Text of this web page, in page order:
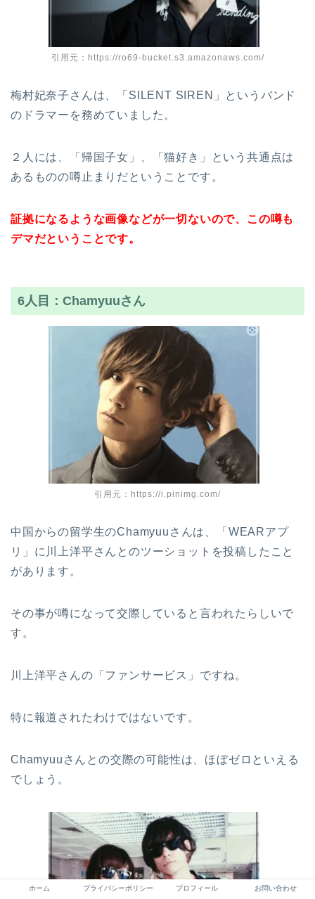
引用元：https://ro69-bucket.s3.amazonaws.com/
梅村妃奈子さんは、「SILENT SIREN」というバンド
のドラマーを務めていました。
２人には、「帰国子女」、「猫好き」という共通点は
あるものの噂止まりだということです。
証拠になるような画像などが一切ないので、この噂も
デマだということです。
6人目：Chamyuuさん
引用元：https://i.pinimg.com/
中国からの留学生のChamyuuさんは、「WEARアプ
リ」に川上洋平さんとのツーショットを投稿したこと
があります。
その事が噂になって交際していると言われたらしいで
す。
川上洋平さんの「ファンサービス」ですね。
特に報道されたわけではないです。
Chamyuuさんとの交際の可能性は、ほぼゼロといえる
でしょう。
ホーム プライバシーポリシー プロフィール お問い合わせ